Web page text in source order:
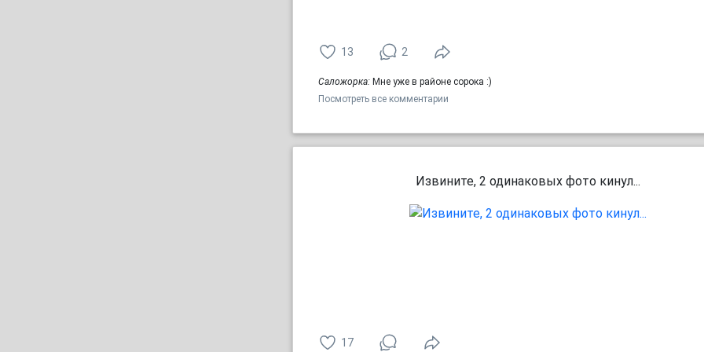
13 2
Саложорка: Мне уже в районе сорока :)
Посмотреть все комментарии
Извините, 2 одинаковых фото кинул...
17